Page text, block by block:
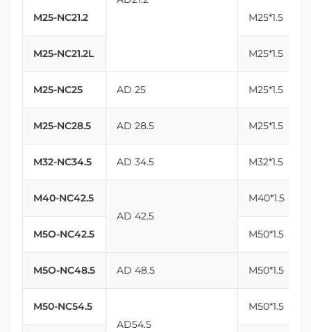
M25-NC21.2
M25*1.5
M25-NC21.2L M25*1.5
M25-NC25 AD 25 M25*1.5
M25-NC28.5 AD 28.5 M25*1.5
M32-NC34.5 AD 34.5 M32*1.5
M40-NC42.5
AD 42.5
M40*1.5
M5O-NC42.5 M50*1.5
M5O-NC48.5 AD 48.5 M50*1.5
M50-NC54.5
AD54.5
M50*1.5